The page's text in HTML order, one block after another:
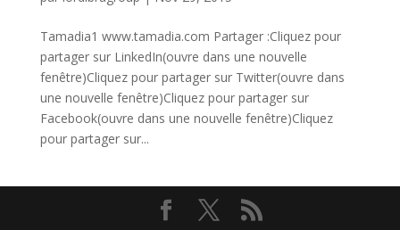
Tamadia1 www.tamadia.com Partager :Cliquez pour
partager sur LinkedIn(ouvre dans une nouvelle
fenêtre)Cliquez pour partager sur Twitter(ouvre dans
une nouvelle fenêtre)Cliquez pour partager sur
Facebook(ouvre dans une nouvelle fenêtre)Cliquez
pour partager sur...